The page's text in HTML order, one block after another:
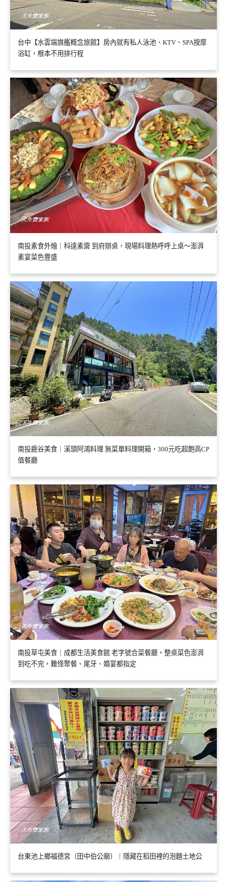
台中【水雲端旗艦概念旅館】房內就有私人泳池、KTV、SPA按摩
浴缸，根本不用排行程
南投素食外燴｜科達素齋 到府辦桌，現場料理熱呼呼上桌～澎湃
素宴菜色豐盛
南投鹿谷美食｜溪頭阿鴻料理 無菜單料理開箱，300元吃超飽高CP
值餐廳
南投草屯美食｜成都生活美食館 老字號合菜餐廳，整桌菜色澎湃
到吃不完，難怪聚餐、尾牙、婚宴都指定
台東池上鄉福德宮（田中伯公廟）｜隱藏在稻田裡的泡麵土地公